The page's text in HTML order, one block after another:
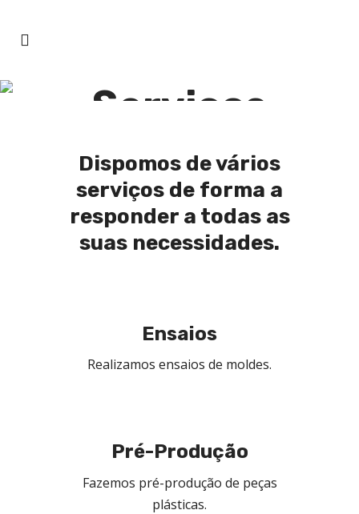
Serviços
Dispomos de vários
serviços de forma a
responder a todas as
suas necessidades.
Ensaios
Realizamos ensaios de moldes.
Pré-Produção
Fazemos pré-produção de peças
plásticas.